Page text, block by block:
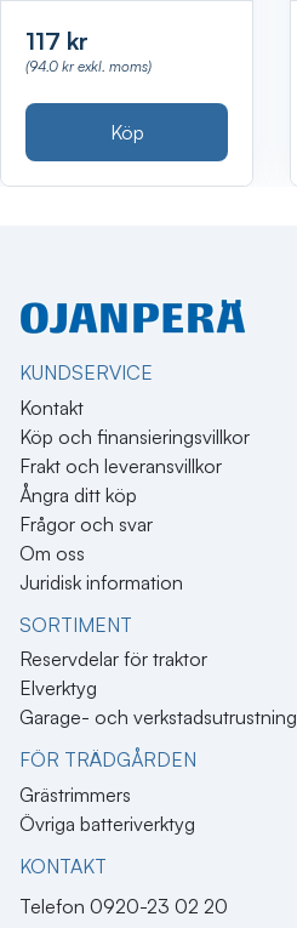
117 kr
(94.0 kr exkl. moms)
Köp
KUNDSERVICE
Kontakt
Köp och finansieringsvillkor
Frakt och leveransvillkor
Ångra ditt köp
Frågor och svar
Om oss
Juridisk information
SORTIMENT
Reservdelar för traktor
Elverktyg
Garage- och verkstadsutrustning
FÖR TRÄDGÅRDEN
Grästrimmers
Övriga batteriverktyg
KONTAKT​
Telefon 0920-23 02 20